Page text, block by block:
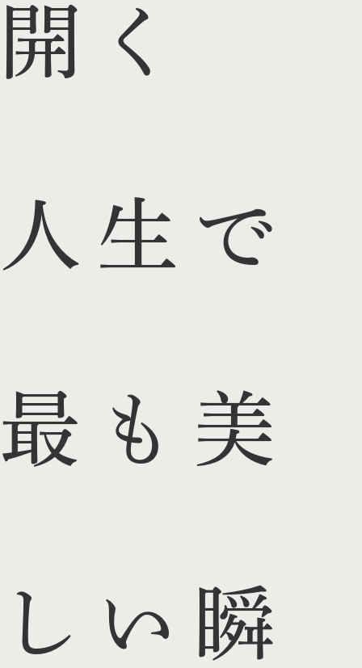
開く
人生で
最も美
しい瞬